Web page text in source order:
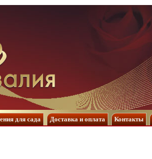
для сада Доставка и оплата Контакты